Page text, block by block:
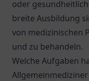
oder
breite Ausbildung
von medizinischen
und zu behandeln.
Welche Aufgaben